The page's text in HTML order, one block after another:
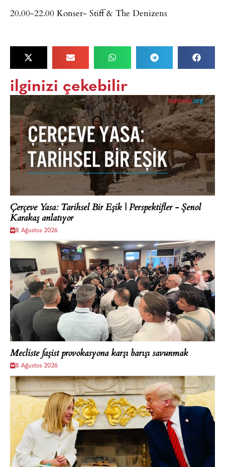
20.00-22.00 Konser- Stiff & The Denizens
ilginizi çekebilir
Çerçeve Yasa: Tarihsel Bir Eşik | Perspektifler - Şenol
Karakaş anlatıyor
8 Ağustos 2026
Mecliste faşist provokasyona karşı barışı savunmak
8 Ağustos 2026